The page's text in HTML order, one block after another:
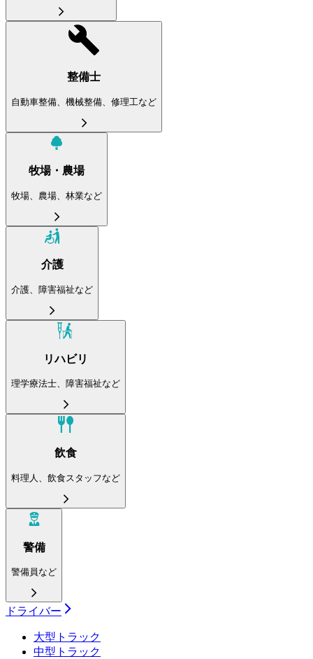
整備士
自動車整備、機械整備、修理工など
牧場・農場
牧場、農場、林業など
介護
介護、障害福祉など
リハビリ
理学療法士、障害福祉など
飲食
料理人、飲食スタッフなど
警備
警備員など
ドライバー
大型トラック
中型トラック